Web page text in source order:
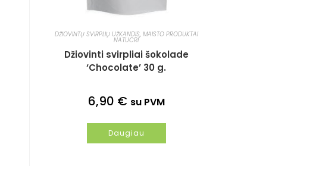
DŽIOVINTŲ SVIRPLIŲ UŽKANDIS, MAISTO PRODUKTAI
NATUCRI
Džiovinti svirpliai šokolade
‘Chocolate’ 30 g.
6,90 € su PVM
Daugiau